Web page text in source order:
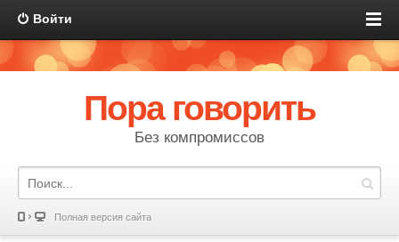
Войти
Пора говорить
Без компромиссов
Полная версия сайта